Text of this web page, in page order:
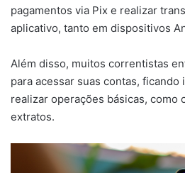
pagamentos via Pix e realizar
aplicativo, tanto em dispositivos
Além disso, muitos correntistas
para acessar suas contas,
realizar operações básicas, como
extratos.